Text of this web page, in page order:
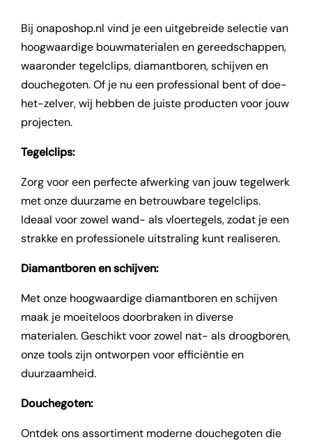
Bij onaposhop.nl vind je een uitgebreide selectie van
hoogwaardige bouwmaterialen en gereedschappen,
waaronder tegelclips, diamantboren, schijven en
douchegoten. Of je nu een professional bent of doe-
het-zelver, wij hebben de juiste producten voor jouw
projecten.
Tegelclips:
Zorg voor een perfecte afwerking van jouw tegelwerk
met onze duurzame en betrouwbare tegelclips.
Ideaal voor zowel wand- als vloertegels, zodat je een
strakke en professionele uitstraling kunt realiseren.
Diamantboren en schijven:
Met onze hoogwaardige diamantboren en schijven
maak je moeiteloos doorbraken in diverse
materialen. Geschikt voor zowel nat- als droogboren,
onze tools zijn ontworpen voor efficiëntie en
duurzaamheid.
Douchegoten:
Ontdek ons assortiment moderne douchegoten die